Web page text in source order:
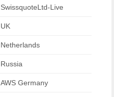
SwissquoteLtd-Live
UK
Netherlands
Russia
AWS Germany